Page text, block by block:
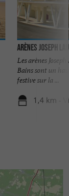
Arènes Joseph
Les arènes
Bains sont un
festive sur la ...
1,4 km -